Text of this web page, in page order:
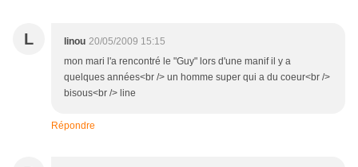
L linou 20/05/2009 15:15
mon mari l'a rencontré le "Guy" lors d'une manif il y a
quelques années<br /> un homme super qui a du coeur<br />
bisous<br /> line
Répondre